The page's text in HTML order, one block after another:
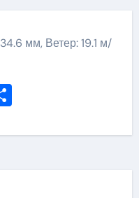
мм, Ветер: 19.1 м/
Отправить